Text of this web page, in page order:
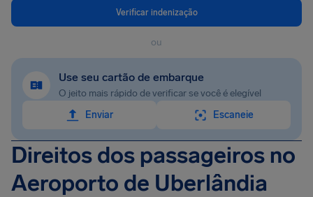
Verificar indenização
ou
Use seu cartão de embarque
O jeito mais rápido de verificar se você é elegível
Enviar
Escaneie
Direitos dos passageiros no
Aeroporto de Uberlândia